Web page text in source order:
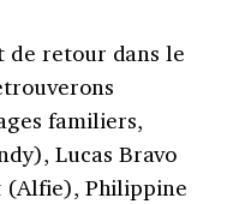
de retour dans le
familiers,
Lucas Bravo
(Alfie), Philippine